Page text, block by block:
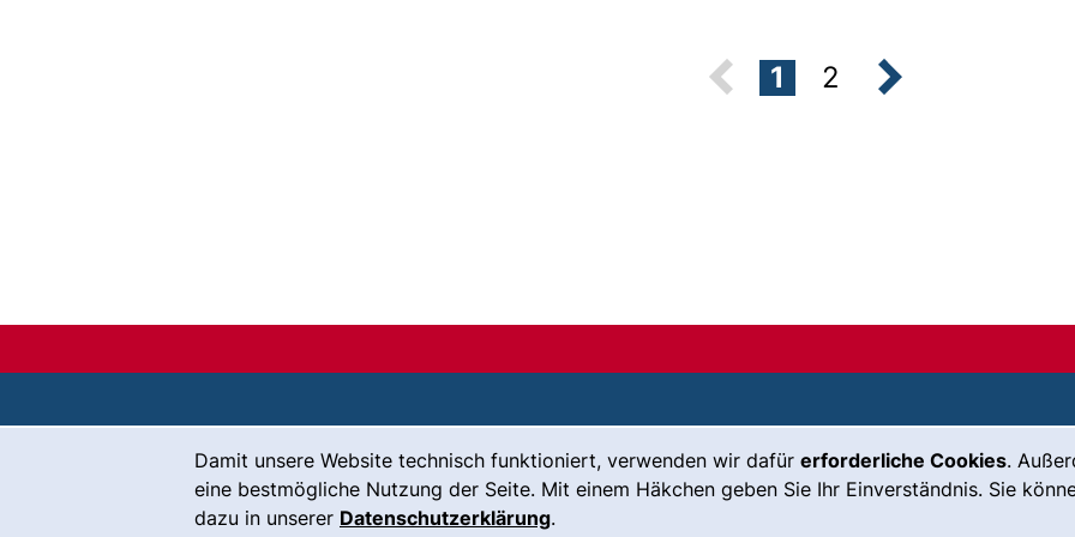
Damit unsere Website technisch funktioniert, verwenden wir dafür erforderliche Cookies.
eine bestmögliche Nutzung der Seite. Mit einem Häkchen geben Sie Ihr Einverständnis. Sie
dazu in unserer Datenschutzerklärung.
Seite:
1 Seite:
2
Kontakt
Karriere
Leichte Sprache
Gebärdensprache
Impressum